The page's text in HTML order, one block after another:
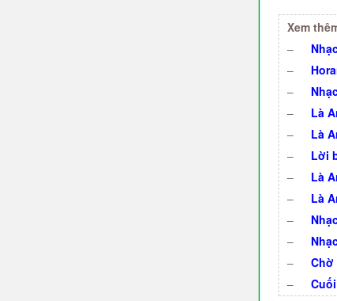
Xem
–
–
–
–
Là
–
Là
–
Lời
–
Là
–
Là
–
–
–
Chờ
–